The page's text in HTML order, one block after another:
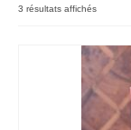
Contact
3 résultats affichés